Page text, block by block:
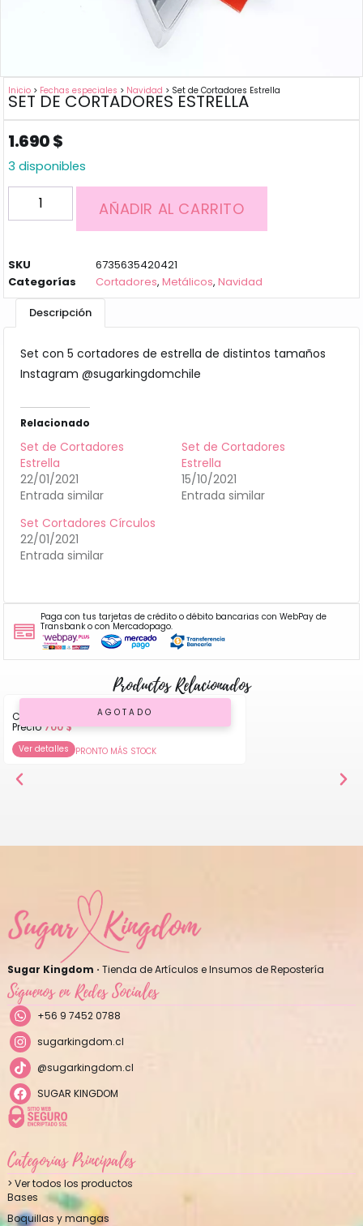
Inicio > Fechas especiales > Navidad > Set de Cortadores Estrella
SET DE CORTADORES ESTRELLA
1.690$
3 disponibles
AÑADIR AL CARRITO
SKU
6735635420421
Categorías
Cortadores,Metálicos,Navidad
Descripción
Set con 5 cortadores de estrella de distintos tamaños
Instagram @sugarkingdomchile
Relacionado
Set de Cortadores
Estrella
22/01/2021
Entrada similar
Set de Cortadores
Estrella
15/10/2021
Entrada similar
Set Cortadores Círculos
22/01/2021
Entrada similar
Paga con tus tarjetas de crédito o débito bancarias con WebPay de
Transbank o con Mercadopago.
Productos Relacionados
AGOTADO
Cortador Corona
Precio700$
Ver detalles PRONTO MÁS STOCK
Sugar Kingdom · Tienda de Artículos e Insumos de Repostería
Síguenos en Redes Sociales
+56 9 7452 0788
sugarkingdom.cl
@sugarkingdom.cl
SUGAR KINGDOM
Categorías Principales
> Ver todos los productos
Bases
Boquillas y mangas